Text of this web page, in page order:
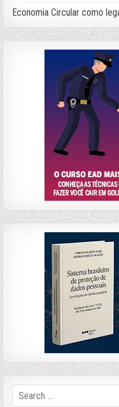
Economia Circular como
Search
for: